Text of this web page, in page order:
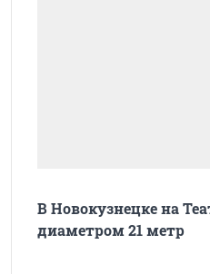
В Новокузнецке на
диаметром 21 метр